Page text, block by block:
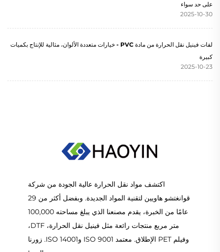
على حد سواء
2025-10-30
لفات فينيل نقل الحرارة من مادة PVC - خيارات متعددة الألوان، مثالية للإنتاج بكميات
كبيرة
2025-10-23
اكتشف مواد نقل الحرارة عالية الجودة من شركة
قوانغتشو هاويين لتقنية المواد الجديدة. وبفضل أكثر من 29
عامًا من الخبرة، يقدم مصنعنا الذي يبلغ مساحته 100,000
متر مربع منتجات رائعة مثل فينيل نقل الحرارة، DTF،
وفيلم PET الإطلاق. معتمد ISO 9001 وISO 14001. زورنا